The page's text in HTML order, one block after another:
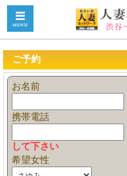
ご予約
お名前
携帯電話
して下さい
希望女性